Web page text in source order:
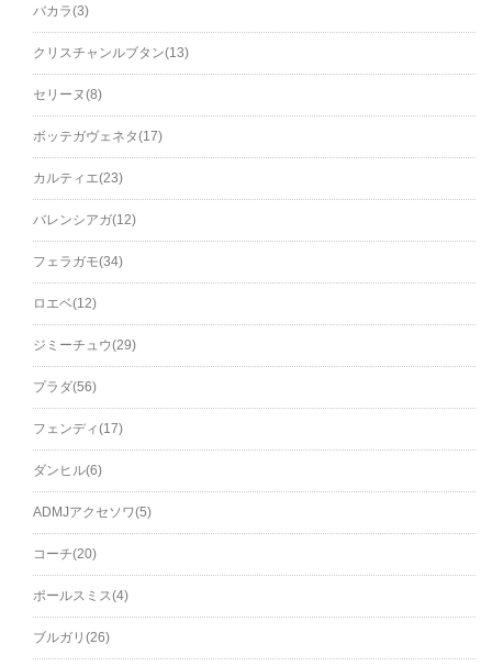
バカラ(3)
クリスチャンルブタン(13)
セリーヌ(8)
ボッテガヴェネタ(17)
カルティエ(23)
バレンシアガ(12)
フェラガモ(34)
ロエベ(12)
ジミーチュウ(29)
プラダ(56)
フェンディ(17)
ダンヒル(6)
ADMJアクセソワ(5)
コーチ(20)
ポールスミス(4)
ブルガリ(26)